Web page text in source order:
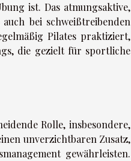
ist. Das atmungsaktive,
bei schweißtreibenden
Pilates praktiziert,
die gezielt für sportliche
Rolle, insbesondere,
unverzichtbaren Zusatz,
gewährleisten.